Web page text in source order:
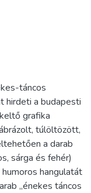
táncos
hirdeti a budapesti
grafika
túlöltözött,
a darab
sárga és fehér)
hangulatát
„énekes táncos